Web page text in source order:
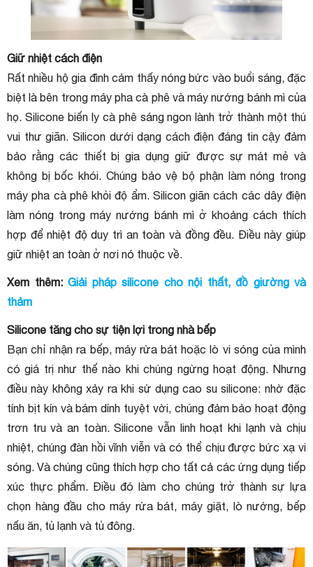
Giữ nhiệt cách điện
Rất nhiều hộ gia đình cảm thấy nóng bức vào buổi sáng, đặc
biệt là bên trong máy pha cà phê và máy nướng bánh mì của
họ. Silicone biến ly cà phê sáng ngon lành trở thành một thú
vui thư giãn. Silicon dưới dạng cách điện đáng tin cậy đảm
bảo rằng các thiết bị gia dụng giữ được sự mát mẻ và
không bị bốc khói. Chúng bảo vệ bộ phận làm nóng trong
máy pha cà phê khỏi độ ẩm. Silicon giãn cách các dây điện
làm nóng trong máy nướng bánh mì ở khoảng cách thích
hợp để nhiệt độ duy trì an toàn và đồng đều. Điều này giúp
giữ nhiệt an toàn ở nơi nó thuộc về.
Xem thêm: Giải pháp silicone cho nội thất, đồ giường và
thảm
Silicone tăng cho sự tiện lợi trong nhà bếp
Bạn chỉ nhận ra bếp, máy rửa bát hoặc lò vi sóng của mình
có giá trị như thế nào khi chúng ngừng hoạt động. Nhưng
điều này không xảy ra khi sử dụng cao su silicone: nhờ đặc
tính bịt kín và bám dính tuyệt vời, chúng đảm bảo hoạt động
trơn tru và an toàn. Silicone vẫn linh hoạt khi lạnh và chịu
nhiệt, chúng đàn hồi vĩnh viễn và có thể chịu được bức xạ vi
sóng. Và chúng cũng thích hợp cho tất cả các ứng dụng tiếp
xúc thực phẩm. Điều đó làm cho chúng trở thành sự lựa
chọn hàng đầu cho máy rửa bát, máy giặt, lò nướng, bếp
nấu ăn, tủ lạnh và tủ đông.